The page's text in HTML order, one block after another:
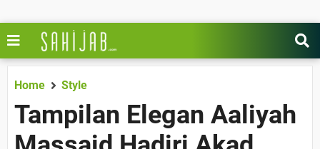
Home Style
Tampilan Elegan Aaliyah